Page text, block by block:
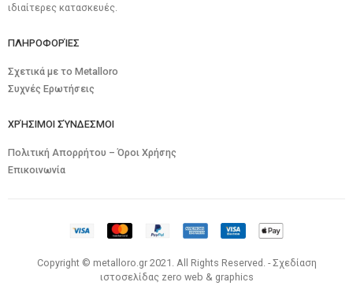
ιδιαίτερες κατασκευές.
ΠΛΗΡΟΦΟΡΊΕΣ
Σχετικά με το Metalloro
Συχνές Ερωτήσεις
ΧΡΉΣΙΜΟΙ ΣΎΝΔΕΣΜΟΙ
Πολιτική Απορρήτου – Όροι Χρήσης
Επικοινωνία
Copyright © metalloro.gr 2021. All Rights Reserved. - Σχεδίαση
ιστοσελίδας zero web & graphics